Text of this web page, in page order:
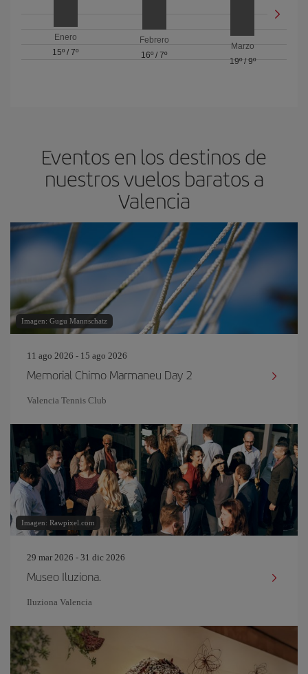
Enero
15º /7º
Febrero
16º / 7º
Marzo
19º/ 9º
Eventos en los destinos de
nuestros vuelos baratos a
Valencia
Imagen: Gugu Mannschatz
11 ago 2026 - 15 ago 2026
Memorial Chimo Marmaneu Day 2
Valencia Tennis Club
Imagen: Rawpixel.com
29 mar 2026 - 31 dic 2026
Museo Iluziona.
Iluziona Valencia